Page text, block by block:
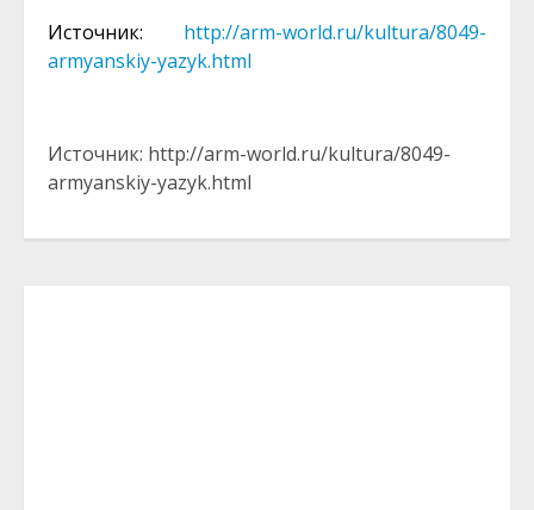
Источник: http://arm-world.ru/kultura/8049-
armyanskiy-yazyk.html
Источник: http://arm-world.ru/kultura/8049-
armyanskiy-yazyk.html